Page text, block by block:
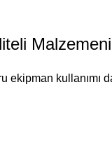
ekipman kullanımı